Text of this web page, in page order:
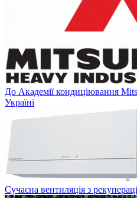
До Академії кондиціювання
Україні
Сучасна вентиляція з